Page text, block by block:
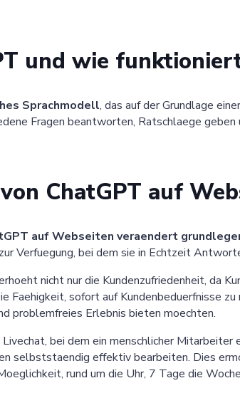
und wie
Sprachmodell, das auf der Grundlage
Fragen beantworten, Ratschlaege
ChatGPT auf
auf Webseiten veraendert
Verfuegung, bei dem sie in Echtzeit
nicht nur die Kundenzufriedenheit, da
Faehigkeit, sofort auf Kundenbeduerfnisse
problemfreies Erlebnis bieten moechten.
bei dem ein menschlicher Mitarbeiter
selbststaendig effektiv bearbeiten. Dies
rund um die Uhr, 7 Tage die